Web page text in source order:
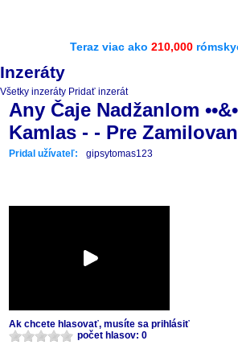
Teraz viac ako 210,000
Inzeráty
Všetky inzeráty Pridať inzerát
Any Čaje Nadžanlom
Kamlas - - Pre
Pridal užívateľ: gipsytomas123
Ak chcete hlasovať, musíte sa prihlásiť
počet hlasov: 0